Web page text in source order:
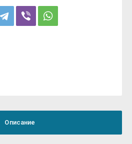
Описание